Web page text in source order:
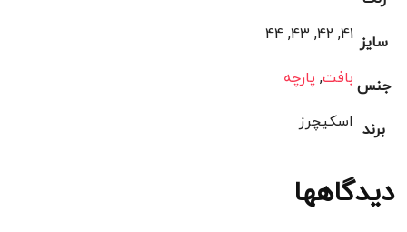
سایز 41, 42, 43, 44
جنس بافت, پارچه
برند اسکیچرز
دیدگاهها